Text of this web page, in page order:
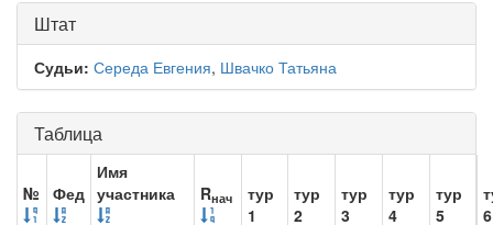
Штат
Судьи: Середа Евгения, Швачко Татьяна
Таблица
№ Фед
Имя
участника
Rнач
тур
1
тур
2
тур
3
тур
4
тур
5
6